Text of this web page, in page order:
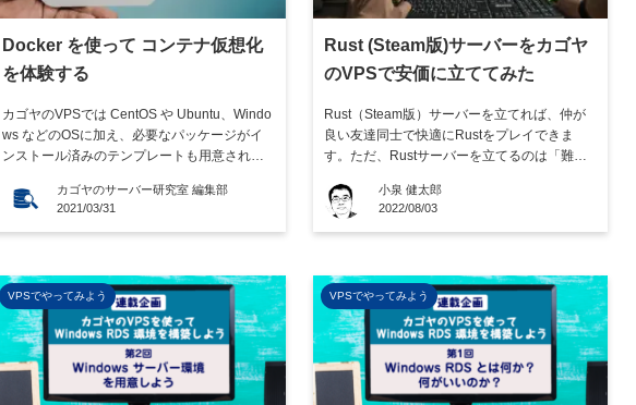
Docker を使って コンテナ仮想化
を体験する
カゴヤのVPSでは CentOS や Ubuntu、Windo
ws などのOSに加え、必要なパッケージがイ
ンストール済みのテンプレートも用意されて
複雑な環境構築作業を大幅に削減することが
可能です。利用目的に合わせた環境を簡単に
素早く構築できるため、学習や開発・テスト
カゴヤのサーバー研究室 編集部
2021/03/31
Rust (Steam版)サーバーをカゴヤ
のVPSで安価に立ててみた
Rust（Steam版）サーバーを立てれば、仲が
良い友達同士で快適にRustをプレイできま
す。ただ、Rustサーバーを立てるのは「難し
多いのではないでしょうか。 この記事では、
まずRustのマルチサーバー(マルチプレイサー
バー)とは何か簡単に解説します。その上で、
小泉 健太郎
2022/08/03
VPSでやってみよう VPSでやってみよう